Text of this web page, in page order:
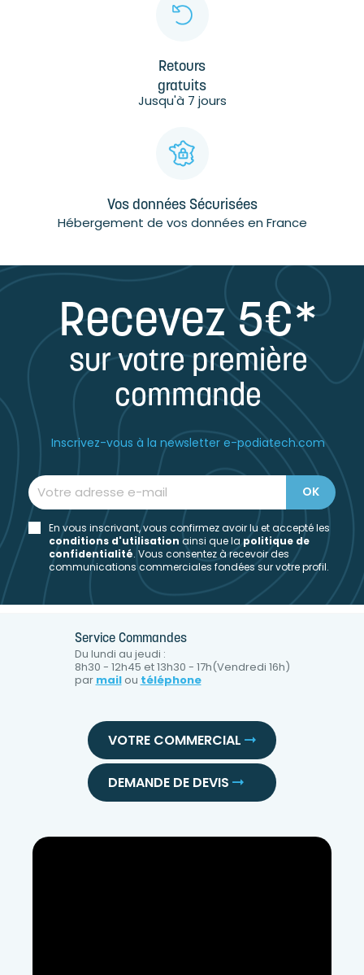
Retours
gratuits
Jusqu'à 7 jours
Vos données Sécurisées
Hébergement de vos données en France
Recevez 5€*
sur votre première
commande
Inscrivez-vous à la newsletter e-podiatech.com
En vous inscrivant, vous confirmez avoir lu et accepté les
conditions d'utilisation ainsi que lapolitique de
confidentialité. Vous consentez à recevoir des
communications commerciales fondées sur votre profil.
Service Commandes
Du lundi au jeudi :
8h30 - 12h45 et 13h30 - 17h(Vendredi 16h)
par mailou téléphone
VOTRE COMMERCIAL
DEMANDE DE DEVIS